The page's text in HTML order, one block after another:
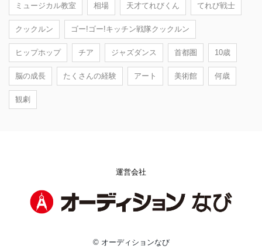
ミュージカル教室 相場 天才てれびくん てれび戦士
クックルン ゴー!ゴー!キッチン戦隊クックルン
ヒップホップ チア ジャズダンス 首都圏 10歳
脳の成長 たくさんの経験 アート 美術館 何歳
観劇
運営会社
© オーディションなび